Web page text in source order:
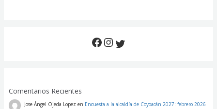
Comentarios Recientes
Jose Ángel Ojeda Lopez en Encuesta a la alcaldía de Coyoacán 2027: febrero 2026